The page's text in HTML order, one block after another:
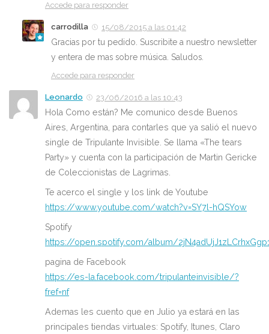
Accede para responder
carrodilla 15/08/2015 a las 01:42
Gracias por tu pedido. Suscribite a nuestro newsletter
y entera de mas sobre música. Saludos.
Accede para responder
Leonardo 23/06/2016 a las 10:43
Hola Como están? Me comunico desde Buenos
Aires, Argentina, para contarles que ya salió el nuevo
single de Tripulante Invisible. Se llama «The tears
Party» y cuenta con la participación de Martin Gericke
de Coleccionistas de Lagrimas.
Te acerco el single y los link de Youtube
https://www.youtube.com/watch?v=SY7l-hQSYow
Spotify
https://open.spotify.com/album/
pagina de Facebook
https://es-la.facebook.com/tripulanteinvisible/?
fref=nf
Ademas les cuento que en Julio ya estará en las
principales tiendas virtuales: Spotify, Itunes, Claro